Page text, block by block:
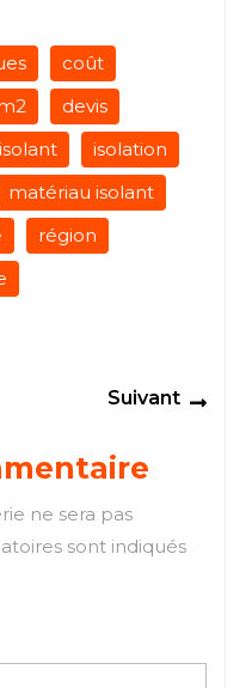
coût
devis
isolant
isolation
matériau isolant
région
Suivant
ne sera pas
sont indiqués